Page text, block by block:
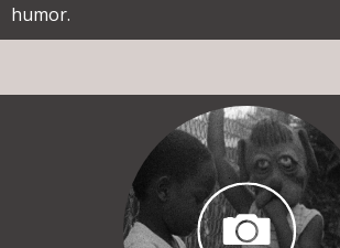
humor.